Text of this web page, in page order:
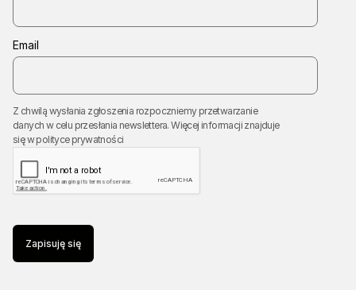
Email
Z chwilą wysłania zgłoszenia rozpoczniemy przetwarzanie
danych w celu przesłania newslettera. Więcej informacji znajduje
się wpolityce prywatności
Zapisuję się